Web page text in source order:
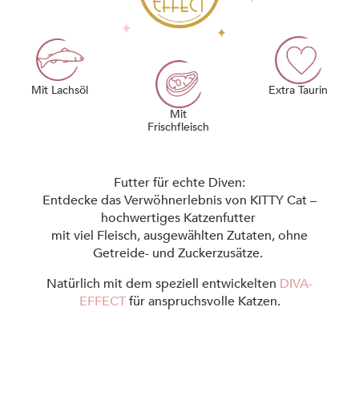
Mit Lachsöl
Mit
Frischfleisch
Extra Taurin
Futter für echte Diven:
Entdecke das Verwöhnerlebnis von KITTY Cat –
hochwertiges Katzenfutter
mit viel Fleisch, ausgewählten Zutaten, ohne
Getreide- und Zuckerzusätze.
Natürlich mit dem speziell entwickelten DIVA-
EFFECTfür anspruchsvolle Katzen.